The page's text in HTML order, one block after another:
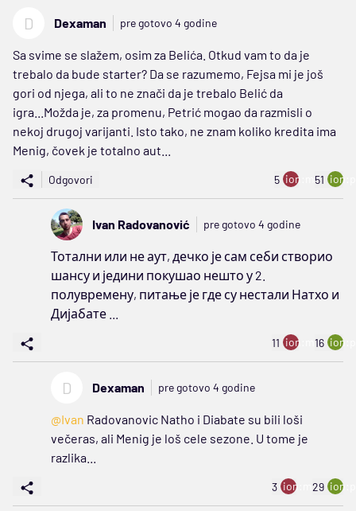
D Dexaman pre gotovo 4 godine
Sa svime se slažem, osim za Belića. Otkud vam to da je
trebalo da bude starter? Da se razumemo, Fejsa mi je još
gori od njega, ali to ne znači da je trebalo Belić da
igra...Možda je, za promenu, Petrić mogao da razmisli o
nekoj drugoj varijanti. Isto tako, ne znam koliko kredita ima
Menig, čovek je totalno aut...
Odgovori 5 ion:minus
51
Ivan Radovanović pre gotovo 4 godine
Тотални или не аут, дечко је сам себи створио
шансу и једини покушао нешто у 2.
полувремену, питање је где су нестали Натхо и
Дијабате ...
11 ion:minus
16
D Dexaman pre gotovo 4 godine
@Ivan Radovanovic Natho i Diabate su bili loši
večeras, ali Menig je loš cele sezone. U tome je
razlika...
3 ion:minus
29